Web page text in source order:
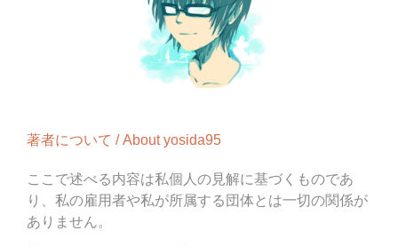
著者について / About yosida95
ここで述べる内容は私個人の見解に基づくものであ
り、私の雇用者や私が所属する団体とは一切の関係が
ありません。